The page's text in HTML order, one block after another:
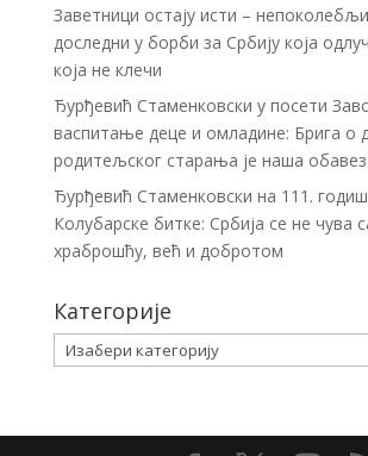
Заветници остају исти –
доследни у борби за Србију која
која не клечи
Ђурђевић Стаменковски у посети
васпитање деце и омладине: Брига о
родитељског старања је наша
Ђурђевић Стаменковски на 111.
Колубарске битке: Србија се не чува
храброшћу, већ и добротом
Категорије
Категорије